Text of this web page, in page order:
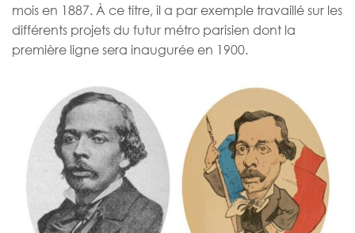
mois en 1887. À ce titre, il a par exemple travaillé sur les
différents projets du futur métro parisien dont la
première ligne sera inaugurée en 1900.